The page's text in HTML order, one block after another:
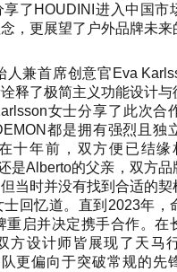
了HOUDINI进入中国市
，更展望了户外品牌未来
人兼首席创意官Eva
释了极简主义功能设计
女士分享了此次合
都是拥有强烈且独
十年前，双方便已结缘
是Alberto的父亲，双方
当时并没有找到合适的
士回忆道。直到2023年，
重启并决定携手合作。在
方设计师皆展现了天
更偏向于突破常规的先